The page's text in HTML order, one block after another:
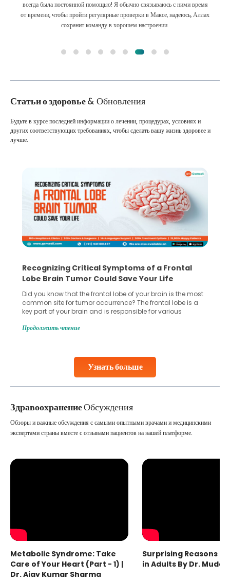
всегда была постоянной помощью! Я обычно связываюсь с ними время
от времени, чтобы пройти регулярные проверки в Максе, надеюсь, Аллах
сохранит команду в хорошем настроении.
Статьи о здоровье& Обновления
Узнать больше
Будьте в курсе последней информации о лечении, процедурах, условиях и
других соответствующих требованиях, чтобы сделать вашу жизнь здоровее и
лучше.
What You Need to Know Before Taking the
Step Towards IVF Without Husband’s Consent
In vitro fertilization (IVF) is a great option for the treatment
for infertility and widely known across the globe. It allows
many couples to start a family when natural conception
husband consent as he doesn’t support the idea then this
Продолжить чтение
ЗдравоохранениеОбсуждения
Обзоры и важные обсуждения с самыми опытными врачами и медицинскими
экспертами страны вместе с отзывами пациентов на нашей платформе.
Metabolic Syndrome: Take
Care of Your Heart (Part - 1) |
Dr. Ajay Kumar Sharma
Surprising Reasons
in Adults By Dr.